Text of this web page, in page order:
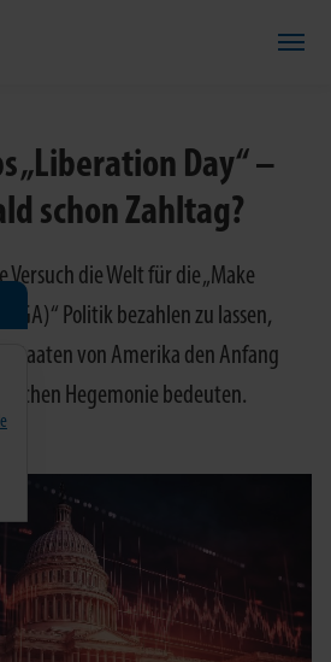
„Liberation Day“ –
schon Zahltag?
Versuch die Welt für die „Make
Politik bezahlen zu lassen,
Staaten von Amerika den Anfang
Hegemonie bedeuten.